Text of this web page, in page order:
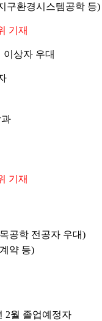
구환경시스템공학 등)
기재
상자 우대
기재
공학 전공자 우대)
약 등)
2월 졸업예정자